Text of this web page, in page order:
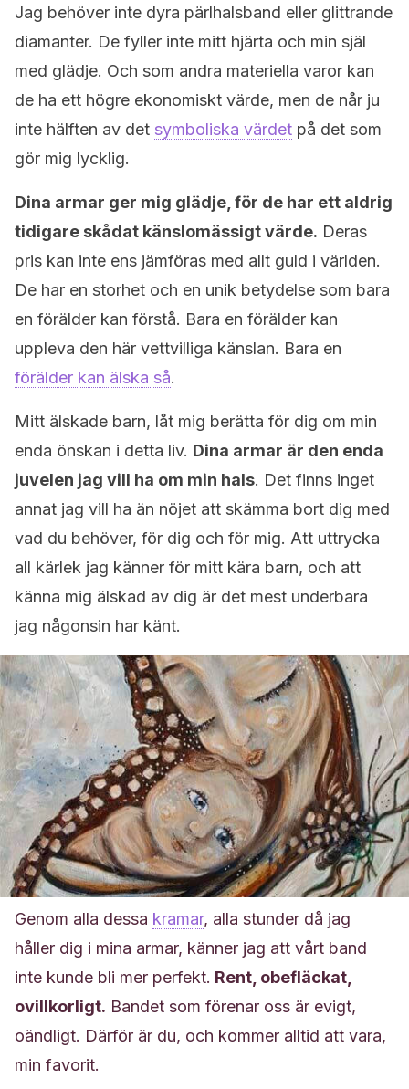
Jag behöver inte dyra pärlhalsband eller glittrande
diamanter. De fyller inte mitt hjärta och min själ
med glädje. Och som andra materiella varor kan
de ha ett högre ekonomiskt värde, men de når ju
inte hälften av det symboliska värdet på det som
gör mig lycklig.
Dina armar ger mig glädje, för de har ett aldrig
tidigare skådat känslomässigt värde. Deras
pris kan inte ens jämföras med allt guld i världen.
De har en storhet och en unik betydelse som bara
en förälder kan förstå. Bara en förälder kan
uppleva den här vettvilliga känslan. Bara en
förälder kan älska så.
Mitt älskade barn, låt mig berätta för dig om min
enda önskan i detta liv. Dina armar är den enda
juvelen jag vill ha om min hals. Det finns inget
annat jag vill ha än nöjet att skämma bort dig med
vad du behöver, för dig och för mig. Att uttrycka
all kärlek jag känner för mitt kära barn, och att
känna mig älskad av dig är det mest underbara
jag någonsin har känt.
Genom alla dessa kramar, alla stunder då jag
håller dig i mina armar, känner jag att vårt band
inte kunde bli mer perfekt. Rent, obefläckat,
ovillkorligt. Bandet som förenar oss är evigt,
oändligt. Därför är du, och kommer alltid att vara,
min favorit.